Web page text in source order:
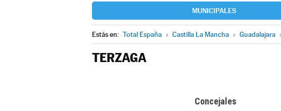
MUNICIPALES
Estás en: Total España » Castilla La Mancha » Guadalajara
TERZAGA
Concejales